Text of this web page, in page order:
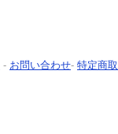
- お問い合わせ- 特定商